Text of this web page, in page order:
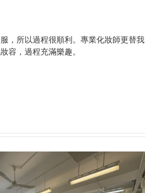
，所以過程很順利。專業化妝師更替我
容，過程充滿樂趣。